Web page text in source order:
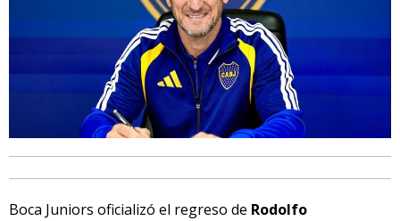
Boca Juniors oficializó el regreso de Rodolfo